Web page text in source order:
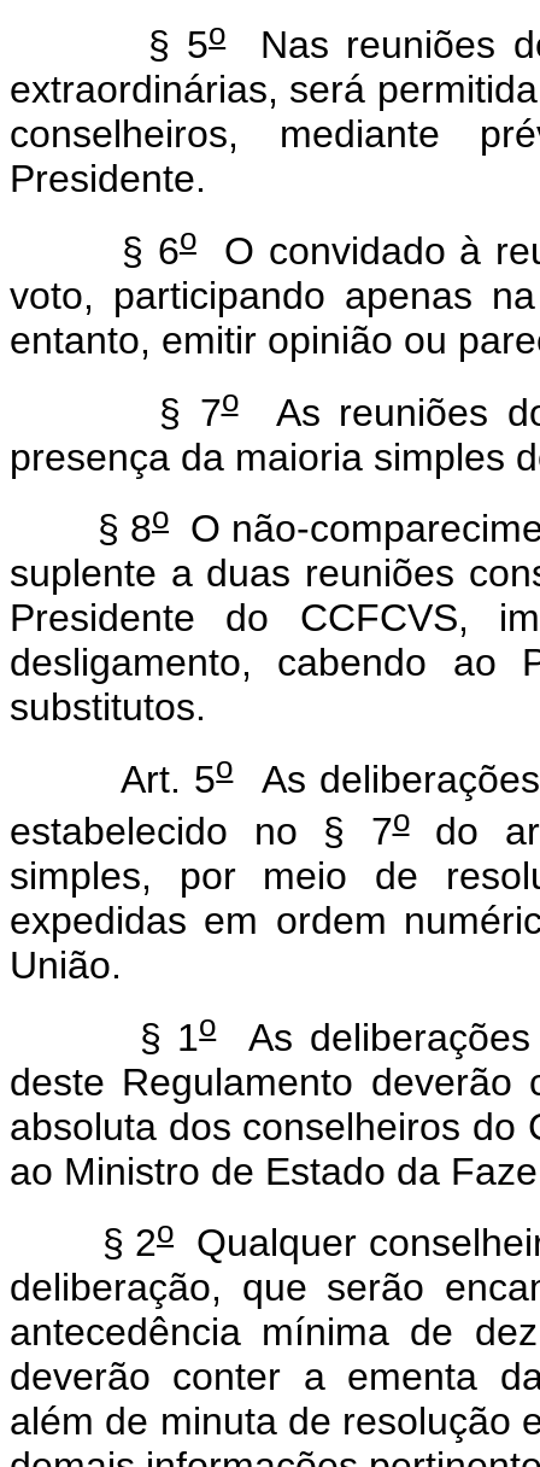
§ 5oNas reuniões
extraordinárias, será
conselheiros, mediante
Presidente.
§ 6oO convidado à
voto, participando apenas
entanto, emitir opinião ou
§ 7oAs reuniões
presença da maioria simples
§ 8o O não-
suplente a duas reuniões
Presidente do CCFCVS,
desligamento, cabendo ao
substitutos.
Art. 5oAs
estabelecido no § 7odo
simples, por meio de
expedidas em ordem
União.
§ 1oAs deliberações
deste Regulamento
absoluta dos conselheiros do
ao Ministro de Estado da
§ 2o
Qualquer
deliberação, que serão
antecedência mínima de
deverão conter a ementa
além de minuta de resolução